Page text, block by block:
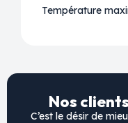
Température
Nos
C’est le désir de